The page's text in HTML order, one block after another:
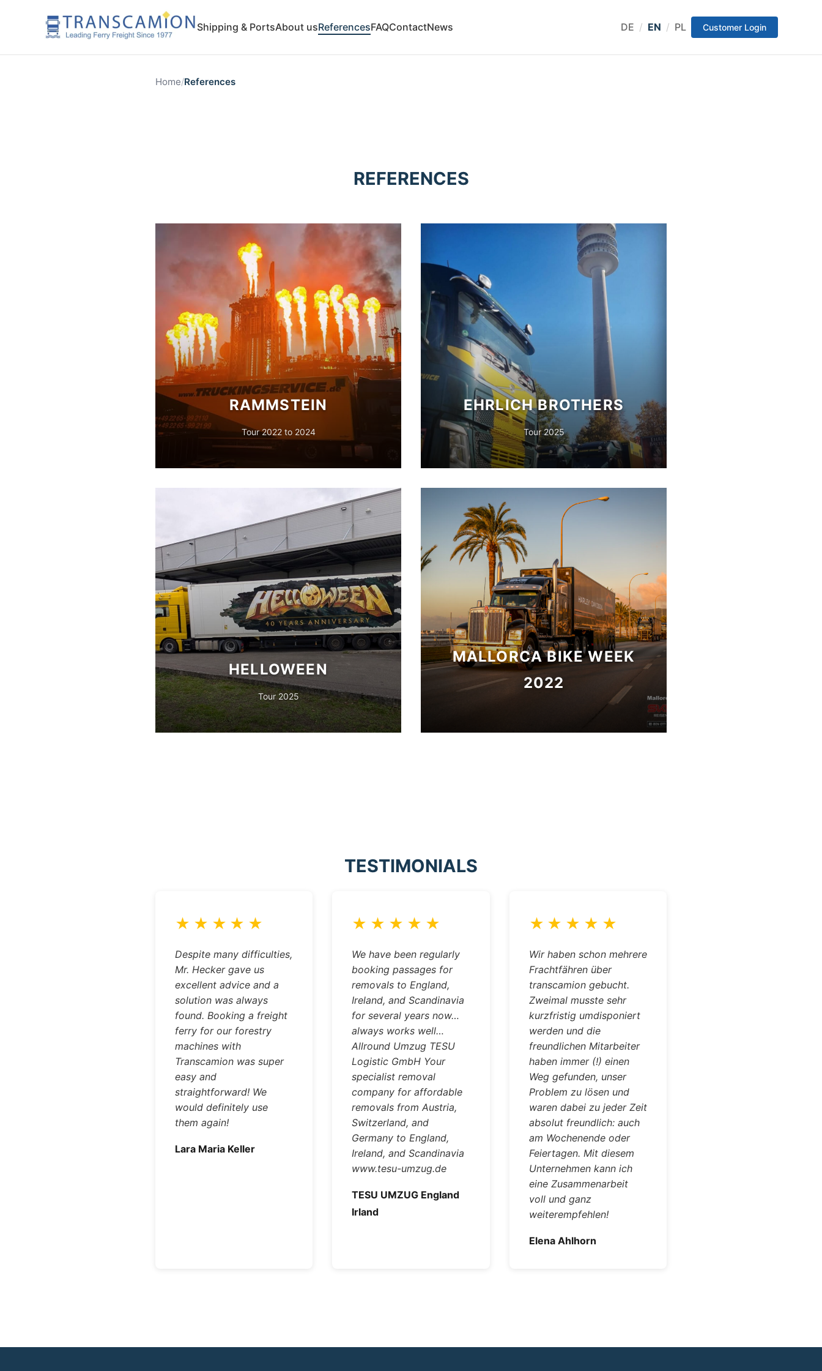
Shipping & PortsAbout usReferencesFAQContactNews DE / EN / PL Customer Login
Home/References
REFERENCES
RAMMSTEIN
Tour 2022 to 2024
EHRLICH BROTHERS
Tour 2025
HELLOWEEN
Tour 2025
MALLORCA BIKE WEEK
2022
TESTIMONIALS
★ ★ ★ ★ ★
Despite many difficulties,
Mr. Hecker gave us
excellent advice and a
solution was always
found. Booking a freight
ferry for our forestry
machines with
Transcamion was super
easy and
straightforward! We
would definitely use
them again!
Lara Maria Keller
★ ★ ★ ★ ★
We have been regularly
booking passages for
removals to England,
Ireland, and Scandinavia
for several years now…
always works well…
Allround Umzug TESU
Logistic GmbH Your
specialist removal
company for affordable
removals from Austria,
Switzerland, and
Germany to England,
Ireland, and Scandinavia
www.tesu-umzug.de
TESU UMZUG England
Irland
★ ★ ★ ★ ★
Wir haben schon mehrere
Frachtfähren über
transcamion gebucht.
Zweimal musste sehr
kurzfristig umdisponiert
werden und die
freundlichen Mitarbeiter
haben immer (!) einen
Weg gefunden, unser
Problem zu lösen und
waren dabei zu jeder Zeit
absolut freundlich: auch
am Wochenende oder
Feiertagen. Mit diesem
Unternehmen kann ich
eine Zusammenarbeit
voll und ganz
weiterempfehlen!
Elena Ahlhorn